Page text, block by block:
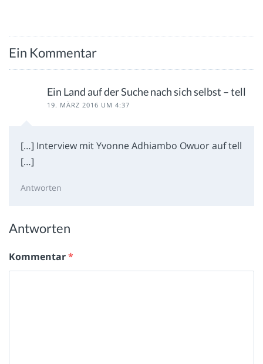
Ein Kommentar
Ein Land auf der Suche nach sich selbst – tell
19. MÄRZ 2016 UM 4:37
[…] Interview mit Yvonne Adhiambo Owuor auf tell
[…]
Antworten
Antworten
Kommentar*